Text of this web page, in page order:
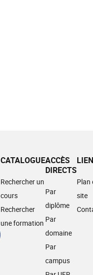
CATALOGUE
Rechercher un
cours
Rechercher
une formation
ACCÈS
DIRECTS
Par
diplôme
Par
domaine
Par
campus
Plan
site